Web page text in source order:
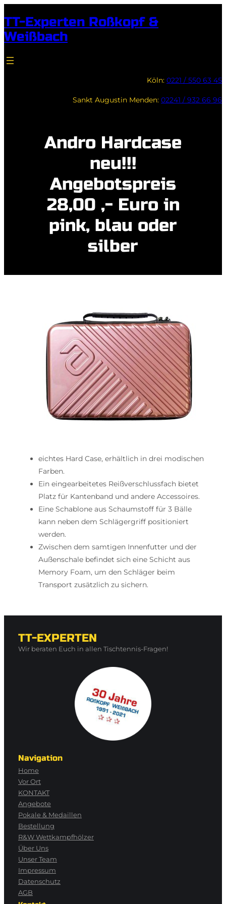
Inhalt
springen
TT-Experten Roßkopf &
Weißbach
Köln: 0221 / 550 63 45
Sankt Augustin Menden: 02241 / 932 66 96
Andro Hardcase
neu!!!
Angebotspreis
28,00 ,- Euro in
pink, blau oder
silber
eichtes Hard Case, erhältlich in drei modischen
Farben.
Ein eingearbeitetes Reißverschlussfach bietet
Platz für Kantenband und andere Accessoires.
Eine Schablone aus Schaumstoff für 3 Bälle
kann neben dem Schlägergriff positioniert
werden.
Zwischen dem samtigen Innenfutter und der
Außenschale befindet sich eine Schicht aus
Memory Foam, um den Schläger beim
Transport zusätzlich zu sichern.
TT-EXPERTEN
Wir beraten Euch in allen Tischtennis-Fragen!
Navigation
Home
Vor Ort
KONTAKT
Angebote
Pokale & Medaillen
Bestellung
R&W Wettkampfhölzer
Über Uns
Unser Team
Impressum
Datenschutz
AGB